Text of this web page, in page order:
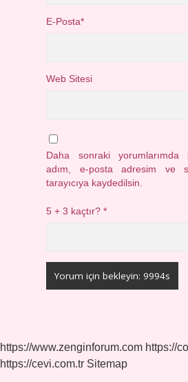
E-Posta*
Web Sitesi
Daha sonraki yorumlarımda
adım, e-posta adresim ve
tarayıcıya kaydedilsin.
5 + 3 kaçtır?*
https://www.zenginforum.com https://
https://cevi.com.tr Sitemap